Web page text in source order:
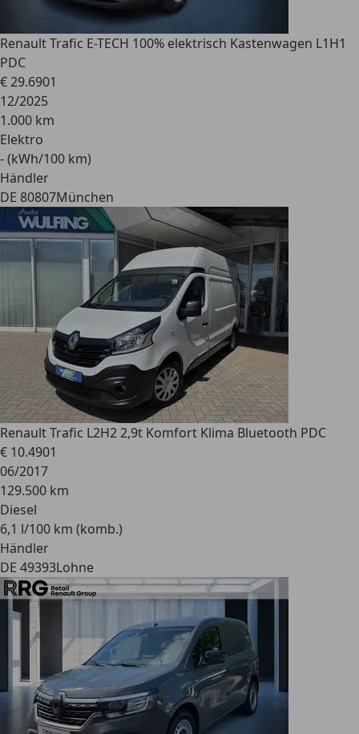
RenaultTrafic E-TECH 100% elektrisch Kastenwagen L1H1
PDC
€ 29.6901
12/2025
1.000 km
Elektro
- (kWh/100 km)
Händler
DE 80807München
RenaultTrafic L2H2 2,9t Komfort Klima Bluetooth PDC
€ 10.4901
06/2017
129.500 km
Diesel
6,1 l/100 km (komb.)
Händler
DE 49393Lohne